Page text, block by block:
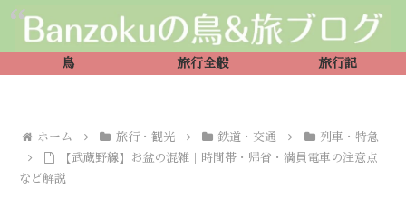
鳥 旅行全般 旅行記
ホーム 旅行・観光 鉄道・交通
列車・特急
【武蔵野線】お盆の混雑｜時間帯・帰省・満員電車の注意点
など解説